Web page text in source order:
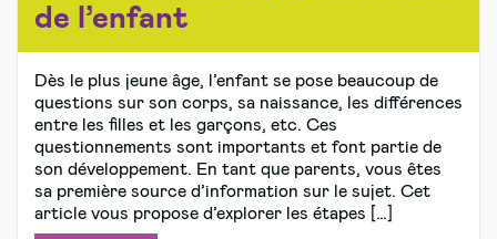
de l’enfant
Dès le plus jeune âge, l’enfant se pose beaucoup de
questions sur son corps, sa naissance, les différences
entre les filles et les garçons, etc. Ces
questionnements sont importants et font partie de
son développement. En tant que parents, vous êtes
sa première source d’information sur le sujet. Cet
article vous propose d’explorer les étapes […]